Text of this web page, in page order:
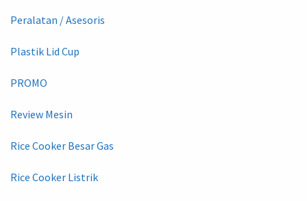
Peralatan / Asesoris
Plastik Lid Cup
PROMO
Review Mesin
Rice Cooker Besar Gas
Rice Cooker Listrik